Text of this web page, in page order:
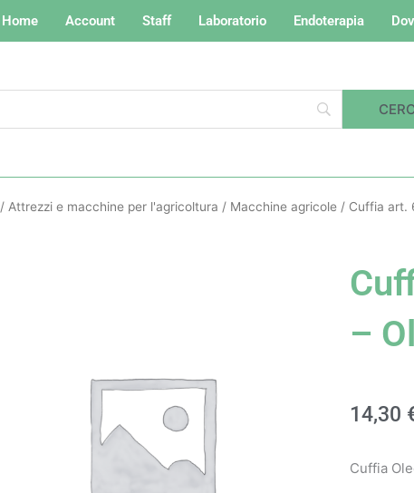
Home Account Staff Laboratorio Endoterapia
/ Attrezzi e macchine per l'agricoltura / Macchine agricole / Cuffia art.
–
14,30
Cuffia